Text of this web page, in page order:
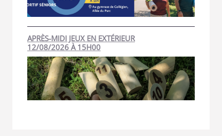
APRÈS-MIDI JEUX EN EXTÉRIEUR
12/08/2026 À 15H00